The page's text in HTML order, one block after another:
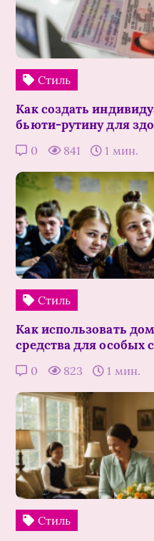
Стиль
Как создать
бьюти-рутину для
0 841 1 мин.
Стиль
Как использовать
средства для особых
0 823 1 мин.
Стиль